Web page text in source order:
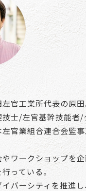
官工業所代表の原田
士/左官基幹技能者/
官業組合連合会監
ワークショップを
っている。
バーシティを推進